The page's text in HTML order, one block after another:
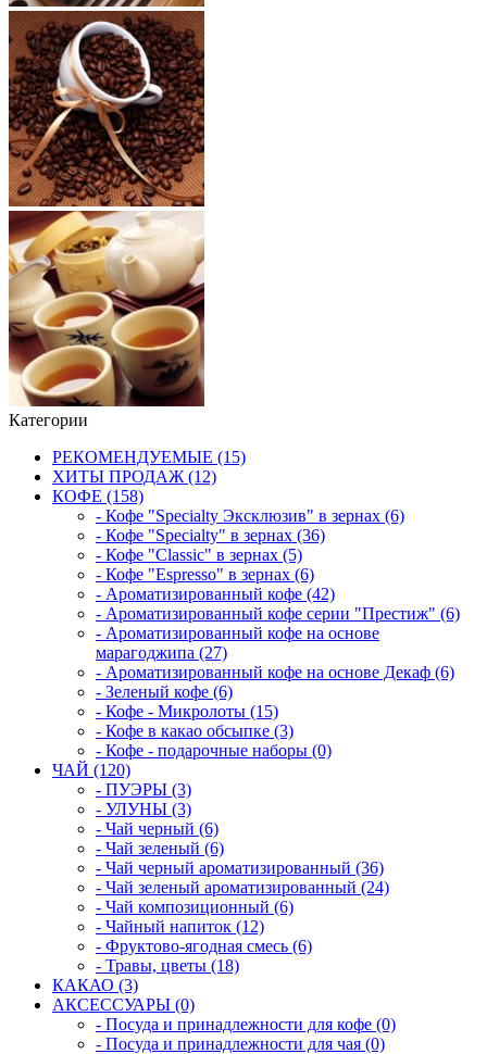
Категории
РЕКОМЕНДУЕМЫЕ (15)
ХИТЫ ПРОДАЖ (12)
КОФЕ (158)
- Кофе "Specialty Эксклюзив" в зернах (6)
- Кофе "Specialty" в зернах (36)
- Кофе "Classic" в зернах (5)
- Кофе "Espresso" в зернах (6)
- Ароматизированный кофе (42)
- Ароматизированный кофе серии "Престиж" (6)
- Ароматизированный кофе на основе
марагоджипа (27)
- Ароматизированный кофе на основе Декаф (6)
- Зеленый кофе (6)
- Кофе - Микролоты (15)
- Кофе в какао обсыпке (3)
- Кофе - подарочные наборы (0)
ЧАЙ (120)
- ПУЭРЫ (3)
- УЛУНЫ (3)
- Чай черный (6)
- Чай зеленый (6)
- Чай черный ароматизированный (36)
- Чай зеленый ароматизированный (24)
- Чай композиционный (6)
- Чайный напиток (12)
- Фруктово-ягодная смесь (6)
- Травы, цветы (18)
КАКАО (3)
АКСЕССУАРЫ (0)
- Посуда и принадлежности для кофе (0)
- Посуда и принадлежности для чая (0)